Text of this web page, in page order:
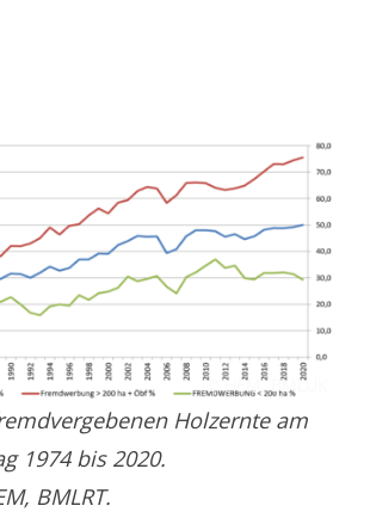
© HEM, BMLUK
Holzernte am
1974 bis 2020.
BMLRT.